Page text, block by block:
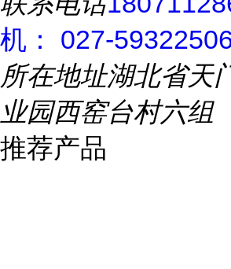
机： 027-
所在地址湖北省天
业园西窑台村六组
推荐产品